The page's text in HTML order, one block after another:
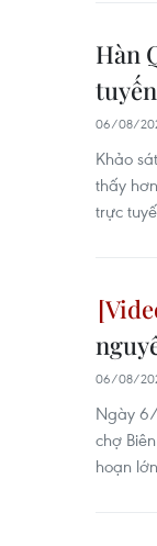
Hàn
06/08/
Khảo
thấy
trực
06/08/
Ngày
chợ
hoạn